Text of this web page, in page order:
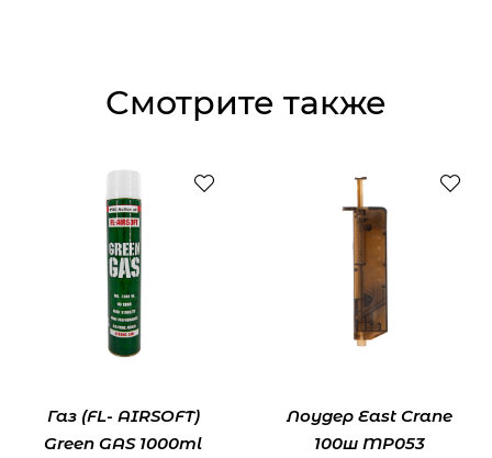
Смотрите также
Газ (FL- AIRSOFT)
Green GAS 1000ml
Лоудер East Crane
100ш MP053